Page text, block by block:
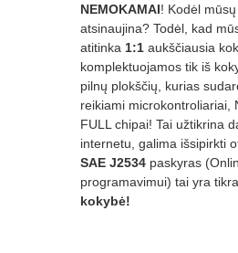
NEMOKAMAI! Kodėl
atsinaujina? Todėl, kad
atitinka 1:1 aukščiausia
komplektuojamos tik iš
pilnų plokščių, kurias
reikiami microkontroliariai,
FULL chipai! Tai užtikrina
internetu, galima išsipirkti
SAE J2534 paskyras
programavimui) tai yra
kokybė!